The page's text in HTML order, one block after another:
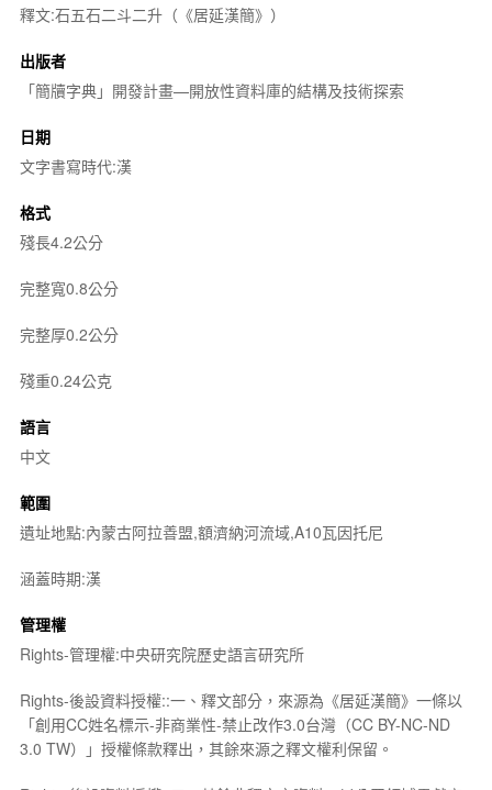
釋文:石五石二斗二升（《居延漢簡》）
出版者
「簡牘字典」開發計畫—開放性資料庫的結構及技術探索
日期
文字書寫時代:漢
格式
殘長4.2公分
完整寬0.8公分
完整厚0.2公分
殘重0.24公克
語言
中文
範圍
遺址地點:內蒙古阿拉善盟,額濟納河流域,A10瓦因托尼
涵蓋時期:漢
管理權
Rights-管理權:中央研究院歷史語言研究所
Rights-後設資料授權::一、釋文部分，來源為《居延漢簡》一條以
「創用CC姓名標示-非商業性-禁止改作3.0台灣（CC BY-NC-ND
3.0 TW）」授權條款釋出，其餘來源之釋文權利保留。